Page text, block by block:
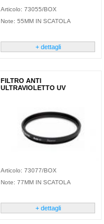
Articolo: 73055/BOX
Note: 55MM IN SCATOLA
+ dettagli
FILTRO ANTI
ULTRAVIOLETTO UV
Articolo: 73077/BOX
Note: 77MM IN SCATOLA
+ dettagli